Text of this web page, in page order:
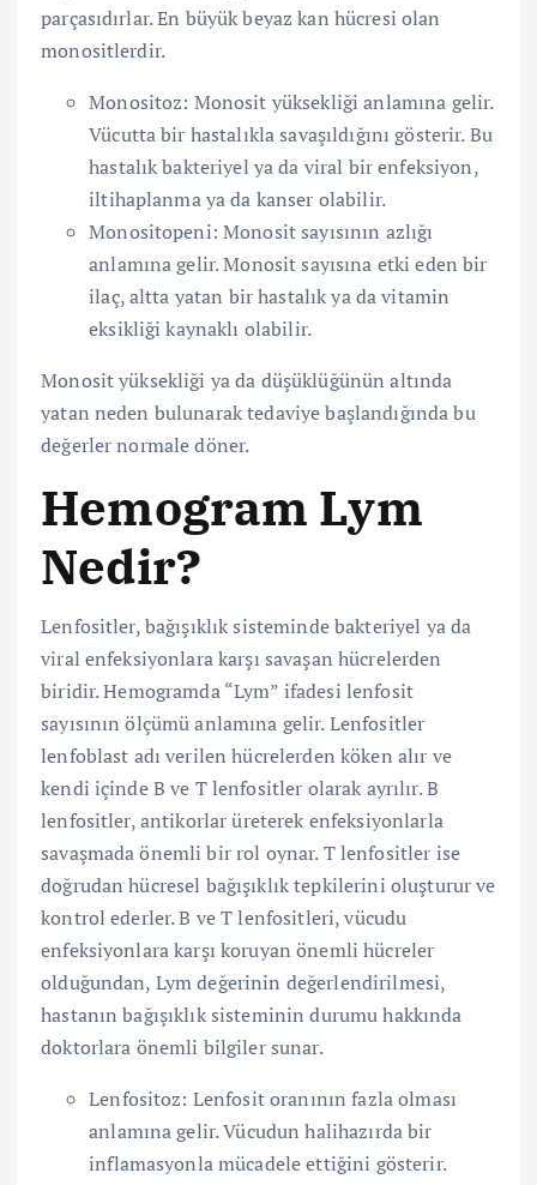
parçasıdırlar. En büyük beyaz kan hücresi olan
monositlerdir.
Monositoz: Monosit yüksekliği anlamına gelir.
Vücutta bir hastalıkla savaşıldığını gösterir. Bu
hastalık bakteriyel ya da viral bir enfeksiyon,
iltihaplanma ya da kanser olabilir.
Monositopeni: Monosit sayısının azlığı
anlamına gelir. Monosit sayısına etki eden bir
ilaç, altta yatan bir hastalık ya da vitamin
eksikliği kaynaklı olabilir.
Monosit yüksekliği ya da düşüklüğünün altında
yatan neden bulunarak tedaviye başlandığında bu
değerler normale döner.
Hemogram Lym
Nedir?
Lenfositler, bağışıklık sisteminde bakteriyel ya da
viral enfeksiyonlara karşı savaşan hücrelerden
biridir. Hemogramda “Lym” ifadesi lenfosit
sayısının ölçümü anlamına gelir. Lenfositler
lenfoblast adı verilen hücrelerden köken alır ve
kendi içinde B ve T lenfositler olarak ayrılır. B
lenfositler, antikorlar üreterek enfeksiyonlarla
savaşmada önemli bir rol oynar. T lenfositler ise
doğrudan hücresel bağışıklık tepkilerini oluşturur ve
kontrol ederler. B ve T lenfositleri, vücudu
enfeksiyonlara karşı koruyan önemli hücreler
olduğundan, Lym değerinin değerlendirilmesi,
hastanın bağışıklık sisteminin durumu hakkında
doktorlara önemli bilgiler sunar.
Lenfositoz: Lenfosit oranının fazla olması
anlamına gelir. Vücudun halihazırda bir
inflamasyonla mücadele ettiğini gösterir.